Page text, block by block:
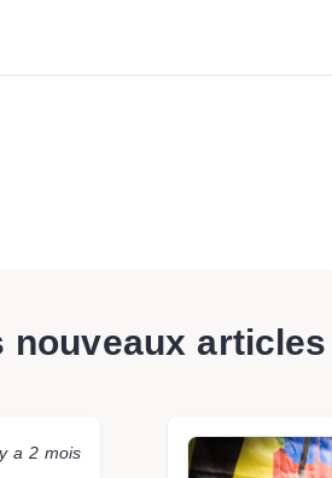
nouveaux articles
a 2 mois